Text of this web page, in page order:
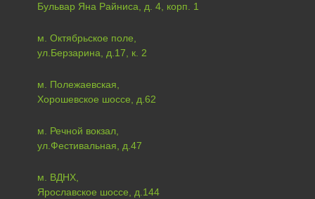
Бульвар Яна Райниса, д. 4, корп. 1
м. Октябрьское поле,
ул.Берзарина, д.17, к. 2
м. Полежаевская,
Хорошевское шоссе, д.62
м. Речной вокзал,
ул.Фестивальная, д.47
м. ВДНХ,
Ярославское шоссе, д.144